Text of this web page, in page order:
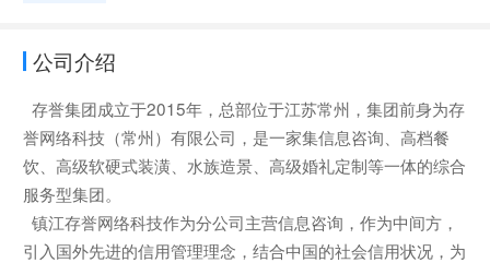
公司介绍
存誉集团成立于2015年，总部位于江苏常州，集团前身为存
誉网络科技（常州）有限公司，是一家集信息咨询、高档餐
饮、高级软硬式装潢、水族造景、高级婚礼定制等一体的综合
服务型集团。
镇江存誉网络科技作为分公司主营信息咨询，作为中间方，
引入国外先进的信用管理理念，结合中国的社会信用状况，为